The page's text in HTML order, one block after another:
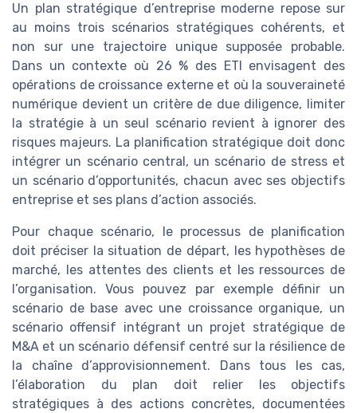
Un plan stratégique d’entreprise moderne repose sur
au moins trois scénarios stratégiques cohérents, et
non sur une trajectoire unique supposée probable.
Dans un contexte où 26 % des ETI envisagent des
opérations de croissance externe et où la souveraineté
numérique devient un critère de due diligence, limiter
la stratégie à un seul scénario revient à ignorer des
risques majeurs. La planification stratégique doit donc
intégrer un scénario central, un scénario de stress et
un scénario d’opportunités, chacun avec ses objectifs
entreprise et ses plans d’action associés.
Pour chaque scénario, le processus de planification
doit préciser la situation de départ, les hypothèses de
marché, les attentes des clients et les ressources de
l’organisation. Vous pouvez par exemple définir un
scénario de base avec une croissance organique, un
scénario offensif intégrant un projet stratégique de
M&A et un scénario défensif centré sur la résilience de
la chaîne d’approvisionnement. Dans tous les cas,
l’élaboration du plan doit relier les objectifs
stratégiques à des actions concrètes, documentées